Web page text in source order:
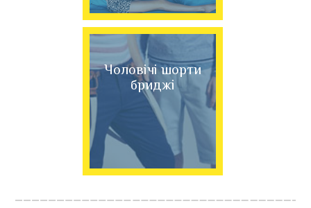
Чоловічі шорти
бриджі